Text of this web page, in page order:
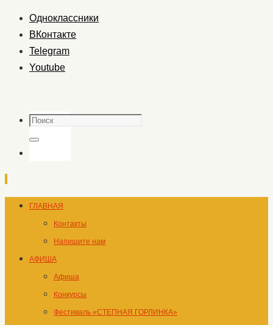
Одноклассники
ВКонтакте
Telegram
Youtube
Поиск
Поиск
Перейти
содержимому
ГЛАВНАЯ
Контакты
Напишите нам
АФИША
Афиша
Конкурсы
Фестиваль «СТЕПНАЯ ГОРЛИНКА»